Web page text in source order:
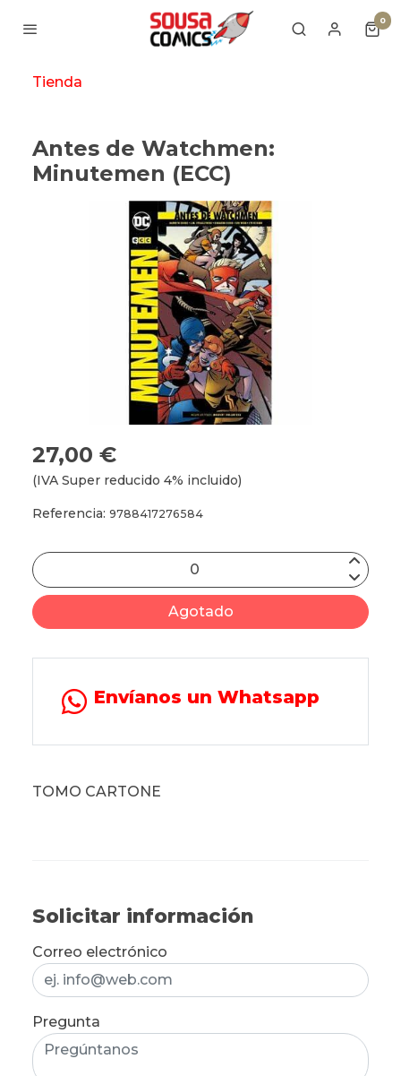
0
Tienda
Antes de Watchmen:
Minutemen (ECC)
27,00 €
(IVA Super reducido 4% incluido)
Referencia: 9788417276584
Agotado
Envíanos un Whatsapp
TOMO CARTONE
Solicitar información
Correo electrónico
Pregunta